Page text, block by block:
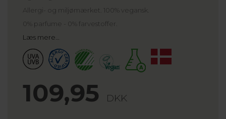
Allergi- og miljømærket. 100% vegansk.
0% parfume - 0% farvestoffer.
Læs mere…
109,95 DKK